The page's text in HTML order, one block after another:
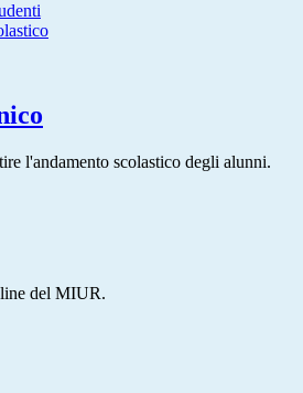
l'andamento scolastico degli alunni.
line del MIUR.